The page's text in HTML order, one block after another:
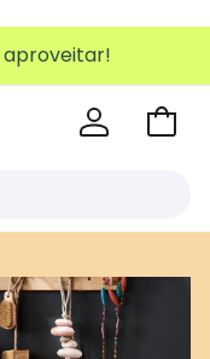
aproveitar!
Ir